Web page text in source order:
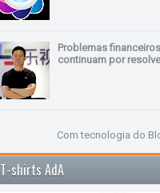
Problemas
continuam por
Com tecnologia do
T-shirts AdA